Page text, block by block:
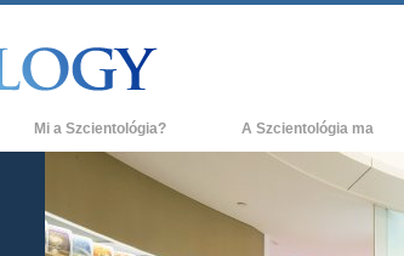
Mi a Szcientológia?
Hittételek és gyakorlatok
A Szcientológia hitvallásai és kódexei
A Szcientológia ma
Szcientológia egyházak
Új Szcientológia egyházak